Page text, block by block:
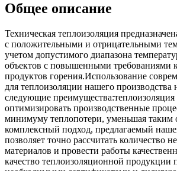
Общее описание
Техническая теплоизоляция
с положительными и отрицательными
учетом допустимого диапазона
объектов с повышенными требованиями
продуктов горения.Использование
для теплоизоляции нашего производства
следующие преимущества:теплоизоляция
оптимизировать производственные
минимуму теплопотери, уменьшая таким
комплексный подход, предлагаемый
позволяет точно рассчитать количество
материалов и провести работы
качество теплоизоляционной продукции